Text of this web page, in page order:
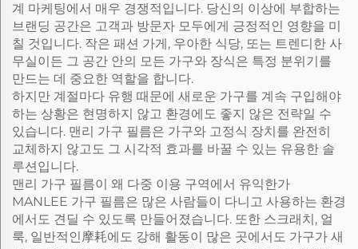
계 마케팅에서 매우 경쟁적입니다. 당신의 이상에 부합하는
브랜딩 공간은 고객과 방문자 모두에게 긍정적인 영향을 미
칠 것입니다. 작은 패션 가게, 우아한 식당, 또는 트렌디한 사
무실이든 그 공간 안의 모든 가구와 장식은 특정 분위기를
만드는 데 중요한 역할을 합니다.
하지만 계절마다 유행 때문에 새로운 가구를 계속 구입해야
하는 상황은 현명하지 않고 환경에도 좋지 않은 전략일 수
있습니다. 맨리 가구 필름은 가구와 고정식 장치를 완전히
교체하지 않고도 그 시각적 효과를 바꿀 수 있는 유용한 솔
루션입니다.
맨리 가구 필름이 왜 다중 이용 구역에서 유익한가
MANLEE 가구 필름은 많은 사람들이 다니고 사용하는 환경
에서도 견딜 수 있도록 만들어졌습니다. 또한 스크래치, 얼
룩, 일반적인摩耗에도 강해 활동이 많은 곳에서도 가구가 새